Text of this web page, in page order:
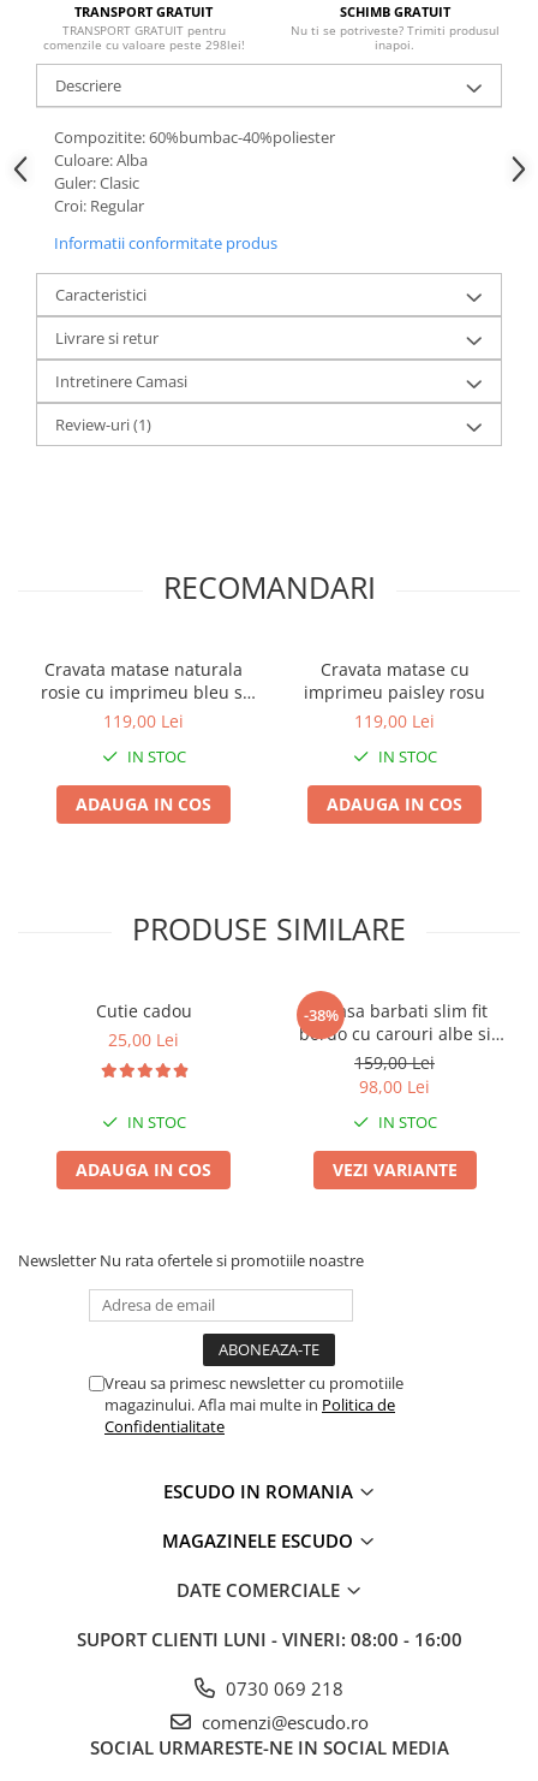
TRANSPORT GRATUIT
TRANSPORT GRATUIT pentru
comenzile cu valoare peste 298lei!
SCHIMB GRATUIT
Nu ti se potriveste? Trimiti produsul
inapoi.
Descriere
Compozitite: 60%bumbac-40%poliester
Culoare: Alba
Guler: Clasic
Croi: Regular
Informatii conformitate produs
Caracteristici
Livrare si retur
Intretinere Camasi
Review-uri(1)
RECOMANDARI
Cravata matase naturala
rosie cu imprimeu bleu si
bej
119,00 Lei
IN STOC
ADAUGA IN COS
Cravata matase cu
imprimeu paisley rosu
119,00 Lei
IN STOC
ADAUGA IN COS
PRODUSE SIMILARE
Cutie cadou
25,00 Lei
IN STOC
ADAUGA IN COS
-38%
Camasa barbati slim fit
bordo cu carouri albe si
bleumarin
159,00 Lei
98,00 Lei
IN STOC
VEZI VARIANTE
Newsletter Nu rata ofertele si promotiile noastre
Vreau sa primesc newsletter cu promotiile
magazinului. Afla mai multe in Politica de
Confidentialitate
ESCUDO IN ROMANIA
MAGAZINELE ESCUDO
DATE COMERCIALE
SUPORT CLIENTI LUNI - VINERI: 08:00 - 16:00
0730 069 218
comenzi@escudo.ro
SOCIAL URMARESTE-NE IN SOCIAL MEDIA